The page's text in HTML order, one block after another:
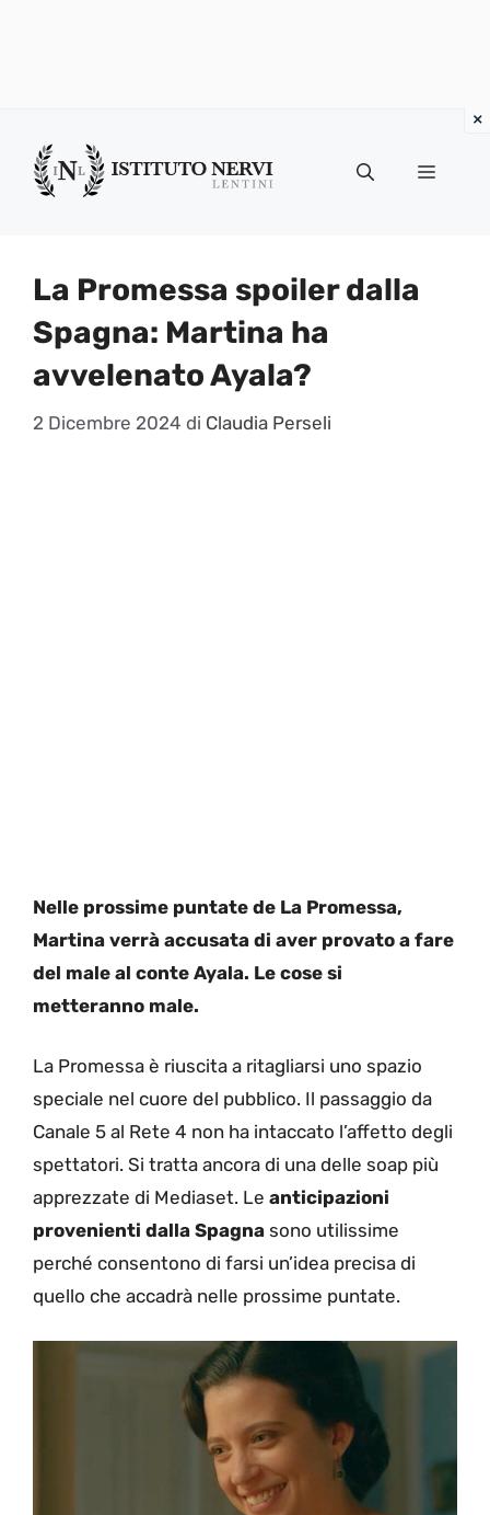
contenuto
Menu
La Promessa spoiler dalla
Spagna: Martina ha
avvelenato Ayala?
2 Dicembre 2024 di Claudia Perseli
Nelle prossime puntate de La Promessa,
Martina verrà accusata di aver provato a fare
del male al conte Ayala. Le cose si
metteranno male.
La Promessa è riuscita a ritagliarsi uno spazio
speciale nel cuore del pubblico. Il passaggio da
Canale 5 al Rete 4 non ha intaccato l’affetto degli
spettatori. Si tratta ancora di una delle soap più
apprezzate di Mediaset. Le anticipazioni
provenienti dalla Spagna sono utilissime
perché consentono di farsi un’idea precisa di
quello che accadrà nelle prossime puntate.